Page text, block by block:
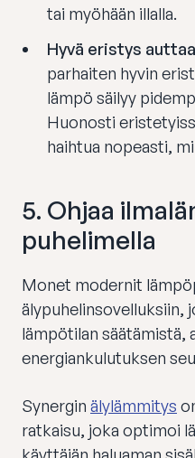
tai myöhään illalla.
Hyvä eristys
parhaiten hyvin
lämpö säilyy
Huonosti
haihtua nopeasti,
5. Ohjaa
puhelimella
Monet modernit
älypuhelinsovelluksiin,
lämpötilan säätämistä,
energiankulutuksen
Synergin älylämmitys
ratkaisu, joka optimoi